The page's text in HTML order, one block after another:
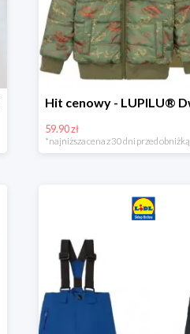
59.90 zł
*najniższa cena z 30 dni przed obniżką